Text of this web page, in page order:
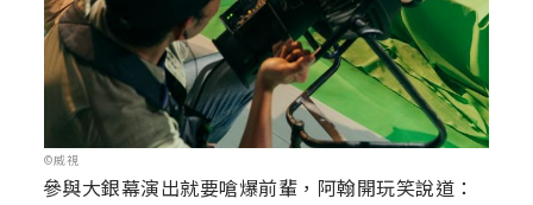
©威視
參與大銀幕演出就要嗆爆前輩，阿翰開玩笑說道：